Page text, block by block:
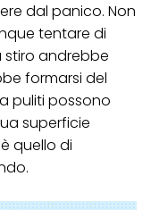
dal panico. Non
tentare di
stiro andrebbe
formarsi del
puliti possono
superficie
quello di